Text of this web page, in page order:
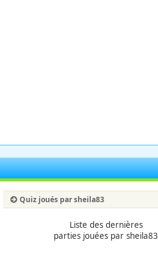
Quiz joués par sheila83
Liste des dernières
parties jouées par sheila83